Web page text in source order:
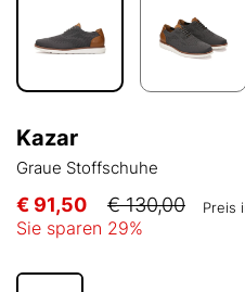
Kazar
Graue Stoffschuhe
€ 91,50 € 130,00 Preis
Sie sparen 29%